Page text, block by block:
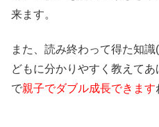
来ます。
また、読み終わって得た知
どもに分かりやすく教えて
で親子でダブル成長できます